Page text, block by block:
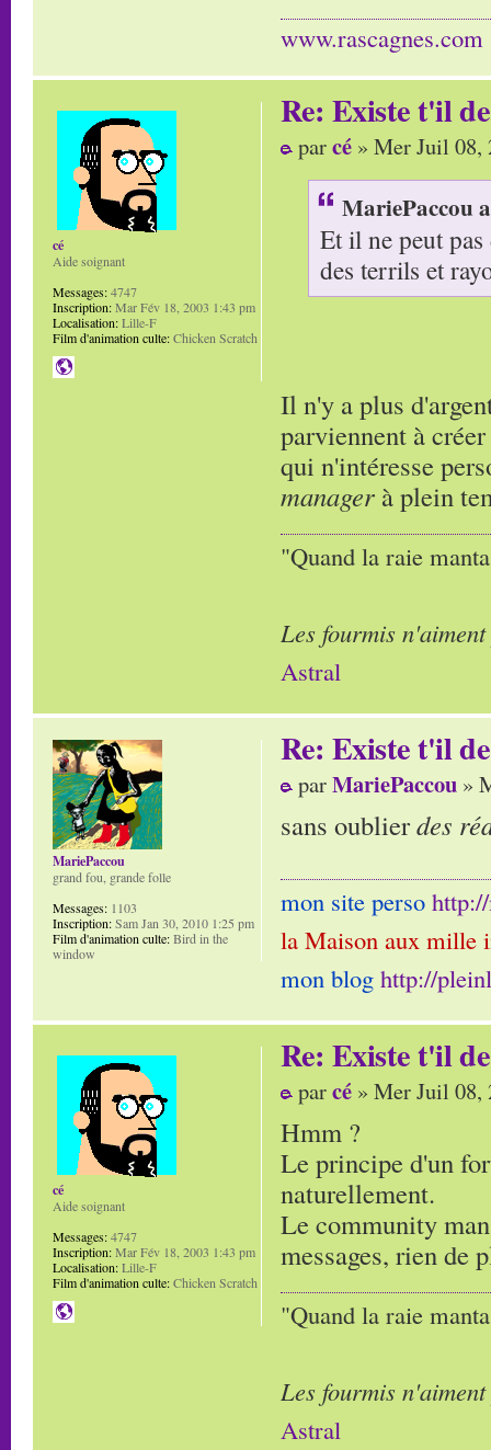
www.rascagnes.com
Re: Existe t'il
parcé » Mer Juil 08,
MariePaccou
Et il ne peut
des terrils et
Il n'y a plus
parviennent à
qui n'intéresse
manager à plein
"Quand la raie
Les fourmis
Astral
cé
Aide soignant
Messages:4747
Inscription:Mar Fév 18, 2003 1:43 pm
Localisation:Lille-F
Film d'animation culte:Chicken Scratch
Re: Existe t'il
parMariePaccou »
sans oublierdes
mon site perso
la Maison aux mille
mon blog http://
MariePaccou
grand fou, grande folle
Messages: 1103
Inscription:Sam Jan 30, 2010 1:25 pm
Film d'animation culte:Bird in the
window
Re: Existe t'il
parcé » Mer Juil 08,
Hmm ?
Le principe d'un
naturellement.
Le community
messages, rien de
"Quand la raie
Les fourmis
Astral
cé
Aide soignant
Messages:4747
Inscription:Mar Fév 18, 2003 1:43 pm
Localisation:Lille-F
Film d'animation culte:Chicken Scratch